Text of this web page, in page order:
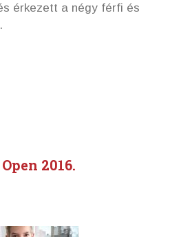
érkezett a négy férfi és
2016.